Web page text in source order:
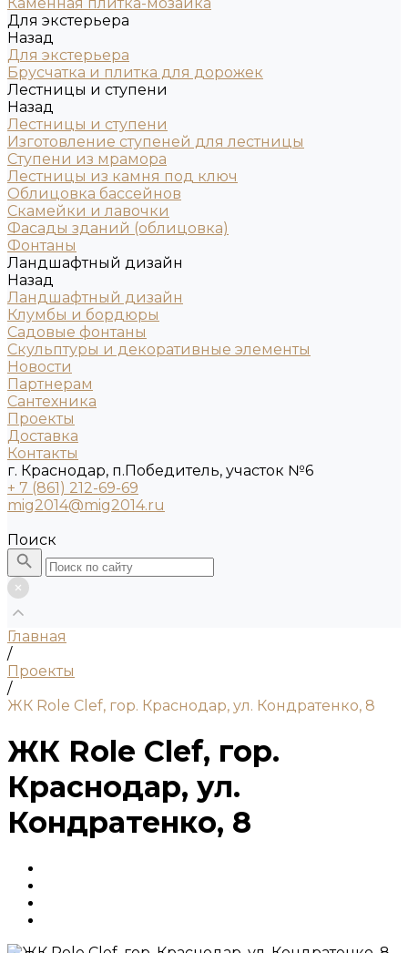
Для экстерьера
Назад
Для экстерьера
Брусчатка и плитка для дорожек
Лестницы и ступени
Назад
Лестницы и ступени
Изготовление ступеней для лестницы
Ступени из мрамора
Лестницы из камня под ключ
Облицовка бассейнов
Скамейки и лавочки
Фасады зданий (облицовка)
Фонтаны
Ландшафтный дизайн
Назад
Ландшафтный дизайн
Клумбы и бордюры
Садовые фонтаны
Скульптуры и декоративные элементы
Новости
Партнерам
Сантехника
Проекты
Доставка
Контакты
г. Краснодар, п.Победитель, участок №6
+ 7 (861) 212-69-69
mig2014@mig2014.ru
Поиск
Главная
/
Проекты
/
ЖК Role Clef, гор. Краснодар, ул. Кондратенко, 8
ЖК Role Clef, гор.
Краснодар, ул.
Кондратенко, 8